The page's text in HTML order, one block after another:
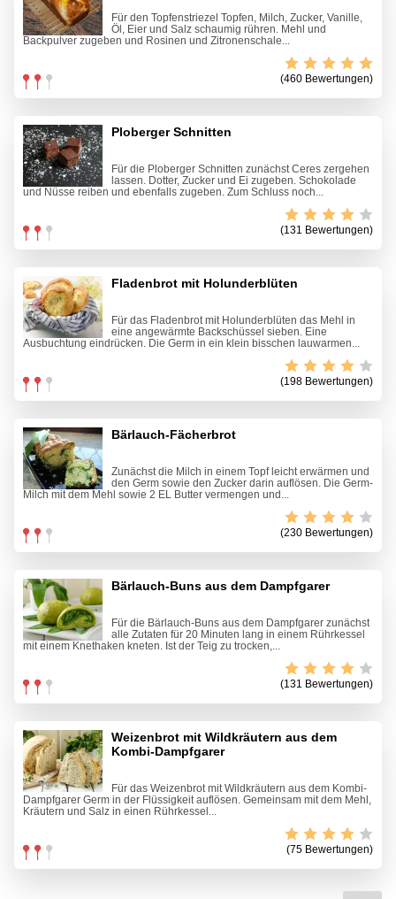
Für den Topfenstriezel Topfen, Milch, Zucker, Vanille,
Öl, Eier und Salz schaumig rühren. Mehl und
Backpulver zugeben und Rosinen und Zitronenschale...
(460 Bewertungen)
Ploberger Schnitten
Für die Ploberger Schnitten zunächst Ceres zergehen
lassen. Dotter, Zucker und Ei zugeben. Schokolade
und Nüsse reiben und ebenfalls zugeben. Zum Schluss noch...
(131 Bewertungen)
Fladenbrot mit Holunderblüten
Für das Fladenbrot mit Holunderblüten das Mehl in
eine angewärmte Backschüssel sieben. Eine
Ausbuchtung eindrücken. Die Germ in ein klein bisschen lauwarmen...
(198 Bewertungen)
Bärlauch-Fächerbrot
Zunächst die Milch in einem Topf leicht erwärmen und
den Germ sowie den Zucker darin auflösen. Die Germ-
Milch mit dem Mehl sowie 2 EL Butter vermengen und...
(230 Bewertungen)
Bärlauch-Buns aus dem Dampfgarer
Für die Bärlauch-Buns aus dem Dampfgarer zunächst
alle Zutaten für 20 Minuten lang in einem Rührkessel
mit einem Knethaken kneten. Ist der Teig zu trocken,...
(131 Bewertungen)
Weizenbrot mit Wildkräutern aus dem
Kombi-Dampfgarer
Für das Weizenbrot mit Wildkräutern aus dem Kombi-
Dampfgarer Germ in der Flüssigkeit auflösen. Gemeinsam mit dem Mehl,
Kräutern und Salz in einen Rührkessel...
(75 Bewertungen)